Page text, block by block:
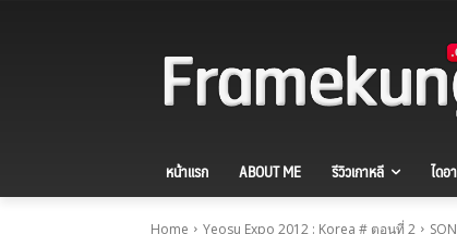
หน้าแรก ABOUT ME รีวิวเกาหลี ไดอ
Home Yeosu Expo 2012 : Korea # ตอนที่ 2